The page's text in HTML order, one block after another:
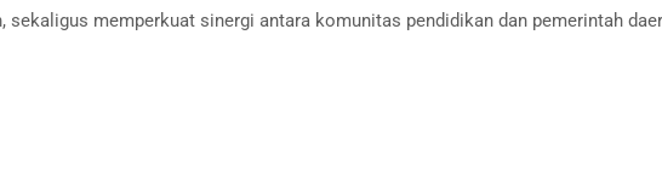
sekaligus memperkuat sinergi antara komunitas pendidikan dan pemerintah